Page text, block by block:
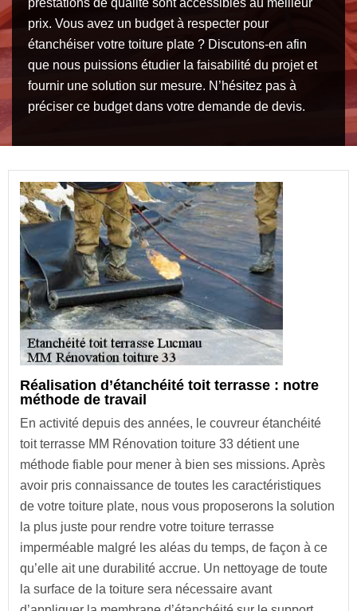
prix. Vous avez un budget à respecter pour
étanchéiser votre toiture plate ? Discutons-en afin
que nous puissions étudier la faisabilité du projet et
fournir une solution sur mesure. N’hésitez pas à
préciser ce budget dans votre demande de devis.
Réalisation d’étanchéité toit terrasse : notre
méthode de travail
En activité depuis des années, le couvreur étanchéité
toit terrasse MM Rénovation toiture 33 détient une
méthode fiable pour mener à bien ses missions. Après
avoir pris connaissance de toutes les caractéristiques
de votre toiture plate, nous vous proposerons la solution
la plus juste pour rendre votre toiture terrasse
imperméable malgré les aléas du temps, de façon à ce
qu’elle ait une durabilité accrue. Un nettoyage de toute
la surface de la toiture sera nécessaire avant